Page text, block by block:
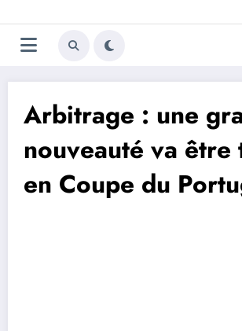
au
contenu
Trivela
Arbitrage : une
nouveauté va être
en Coupe du